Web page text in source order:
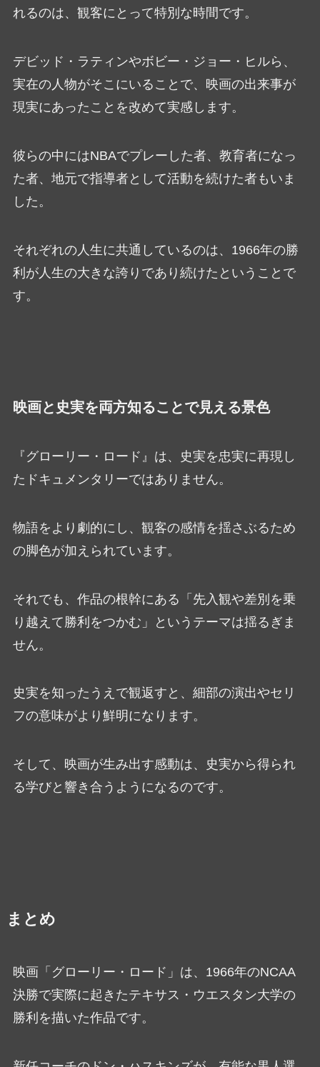
れるのは、観客にとって特別な時間です。
デビッド・ラティンやボビー・ジョー・ヒルら、
実在の人物がそこにいることで、映画の出来事が
現実にあったことを改めて実感します。
彼らの中にはNBAでプレーした者、教育者になっ
た者、地元で指導者として活動を続けた者もいま
した。
それぞれの人生に共通しているのは、1966年の勝
利が人生の大きな誇りであり続けたということで
す。
映画と史実を両方知ることで見える景色
『グローリー・ロード』は、史実を忠実に再現し
たドキュメンタリーではありません。
物語をより劇的にし、観客の感情を揺さぶるため
の脚色が加えられています。
それでも、作品の根幹にある「先入観や差別を乗
り越えて勝利をつかむ」というテーマは揺るぎま
せん。
史実を知ったうえで観返すと、細部の演出やセリ
フの意味がより鮮明になります。
そして、映画が生み出す感動は、史実から得られ
る学びと響き合うようになるのです。
まとめ
映画「グローリー・ロード」は、1966年のNCAA
決勝で実際に起きたテキサス・ウエスタン大学の
勝利を描いた作品です。